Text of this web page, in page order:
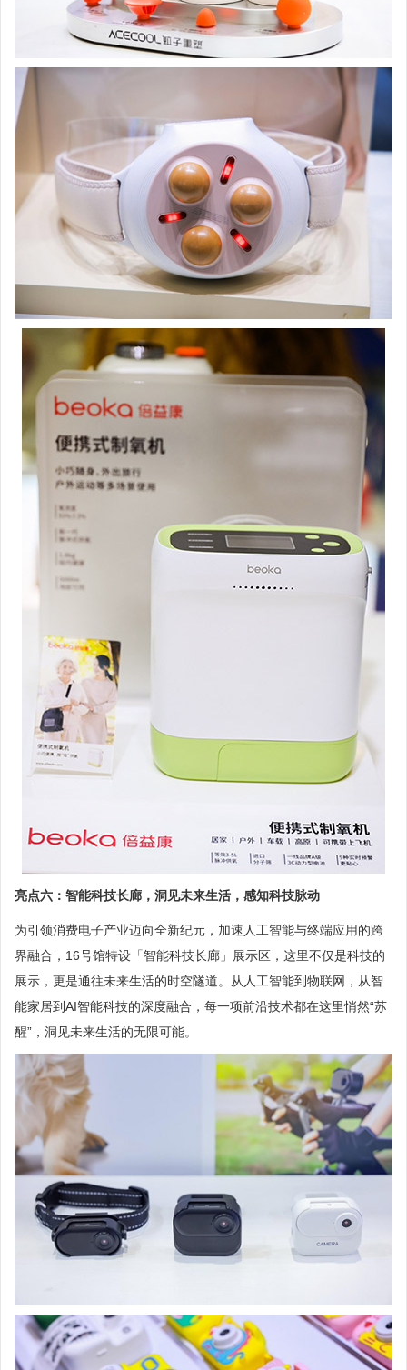
亮点六：智能科技长廊，洞见未来生活，感知科技脉动
为引领消费电子产业迈向全新纪元，加速人工智能与终端应用的跨
界融合，16号馆特设「智能科技长廊」展示区，这里不仅是科技的
展示，更是通往未来生活的时空隧道。从人工智能到物联网，从智
能家居到AI智能科技的深度融合，每一项前沿技术都在这里悄然“苏
醒”，洞见未来生活的无限可能。